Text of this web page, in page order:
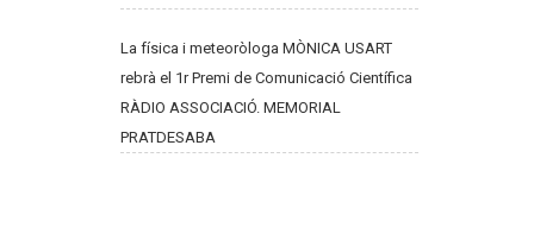
La física i meteoròloga MÒNICA USART
rebrà el 1r Premi de Comunicació Científica
RÀDIO ASSOCIACIÓ. MEMORIAL
PRATDESABA